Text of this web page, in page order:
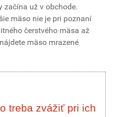
začína už v obchode.
mäso nie je pri poznaní
čerstvého mäsa až
mäso mrazené
treba zvážiť pri ich